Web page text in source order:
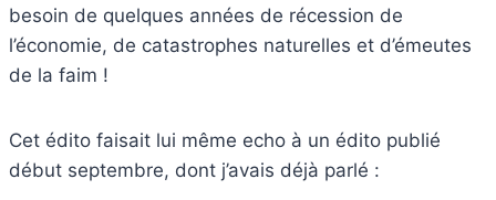
besoin de quelques années de récession de
l’économie, de catastrophes naturelles et d’émeutes
de la faim !
Cet édito faisait lui même echo à un édito publié
début septembre, dont j’avais déjà parlé :